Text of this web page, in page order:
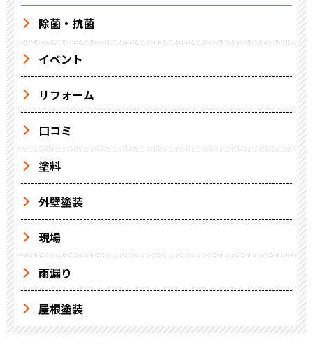
除菌・抗菌
イベント
リフォーム
口コミ
塗料
外壁塗装
現場
雨漏り
屋根塗装